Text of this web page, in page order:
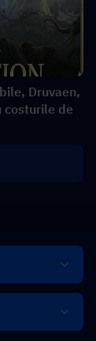
Druvaen,
costurile de